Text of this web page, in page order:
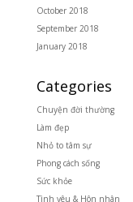
October 2018
September 2018
January 2018
Categories
Chuyện đời thường
Làm đẹp
Nhỏ to tâm sự
Phong cách sống
Sức khỏe
Tình yêu & Hôn nhân